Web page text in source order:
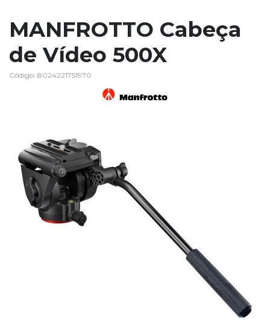
MANFROTTO Cabeça
de Vídeo 500X
Código: 8024221751970